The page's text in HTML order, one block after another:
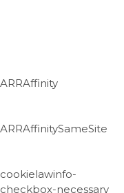
ARRAffinity
ARRAffinitySameSite
cookielawinfo-
checkbox-necessary